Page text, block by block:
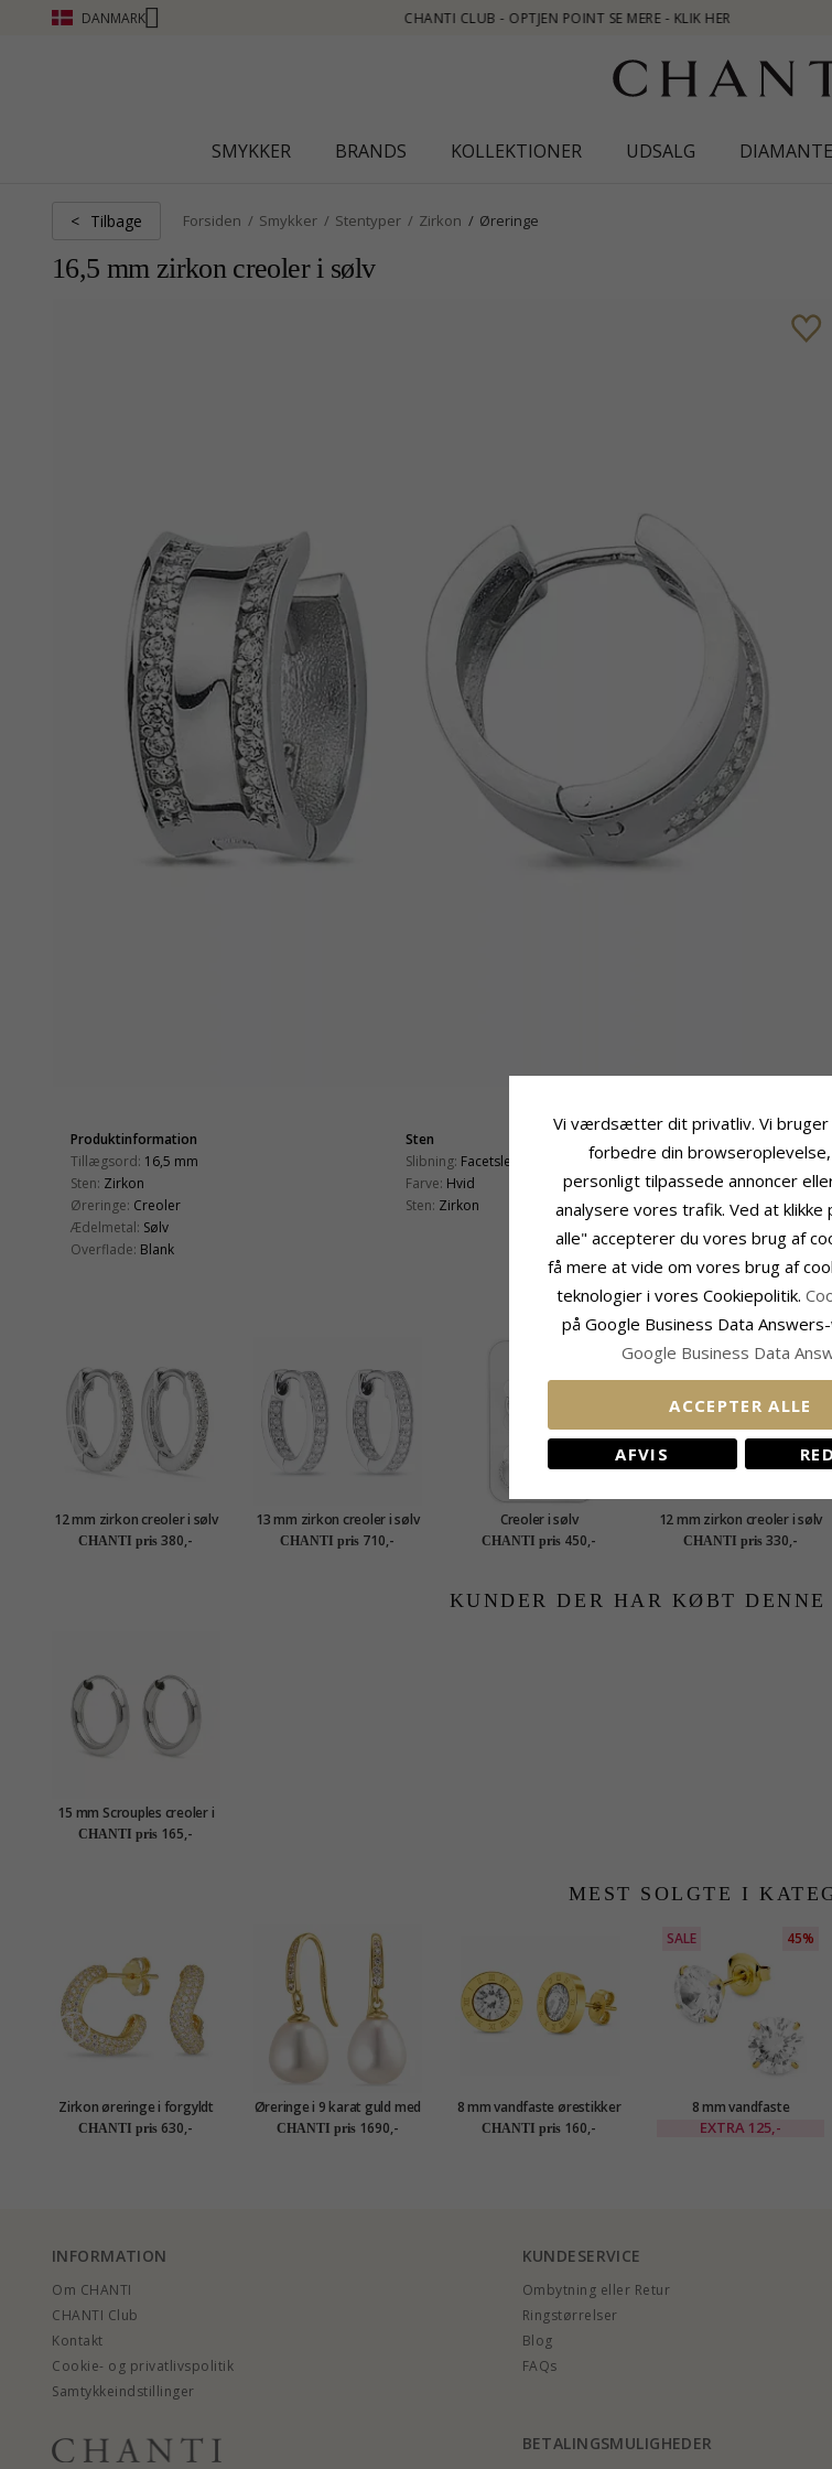
DANMARK
POINT SE MERE - KLIK HER
SMYKKER BRANDS KOLLEKTIONER UDSALG
< Tilbage Forsiden Smykker Stentyper Zirkon Øreringe
16,5 mm zirkon creoler i sølv
Produktinformation
Tillægsord: 16,5 mm
Sten: Zirkon
Øreringe: Creoler
Ædelmetal: Sølv
Overflade: Blank
Sten
Slibning: Facetsleben
Farve: Hvid
Sten: Zirkon
Diameter:
Bredde: 7,5
RELATEREDE
12 mm zirkon creoler i sølv
CHANTI pris 380,-
13 mm zirkon creoler i sølv
CHANTI pris 710,-
Creoler i sølv
CHANTI pris 450,-
12 mm zirkon creoler i sølv
CHANTI pris 330,-
KUNDER DER HAR KØBT
15 mm Scrouples creoler i
sølv
CHANTI pris 165,-
MEST SOLGTE I
Zirkon øreringe i forgyldt
sølv - Lumé Illume
CHANTI pris 630,-
Øreringe i 9 karat guld med
zirkon - Gold Collection
CHANTI pris 1690,-
8 mm vandfaste ørestikker
i forgyldt stål - OCEANA
CHANTI pris 160,-
SALE 45%
8 mm vandfaste
solitaireørestikker i
EXTRA 125,-
INFORMATION
Om CHANTI
CHANTI Club
Kontakt
Cookie- og privatlivspolitik
Samtykkeindstillinger
KUNDESERVICE
Ombytning eller Retur
Ringstørrelser
Blog
FAQs
BETALINGSMULIGHEDER
Vi værdsætter dit privatliv. Vi bruger
forbedre din
personligt tilpassede annoncer
analysere vores trafik. Ved at klikke
alle" accepterer du vores brug af
få mere at vide om vores brug af
teknologier i vores Cookiepolitik.
på Google Business Data
Google Business Data
ACCEPTER ALLE
AFVIS